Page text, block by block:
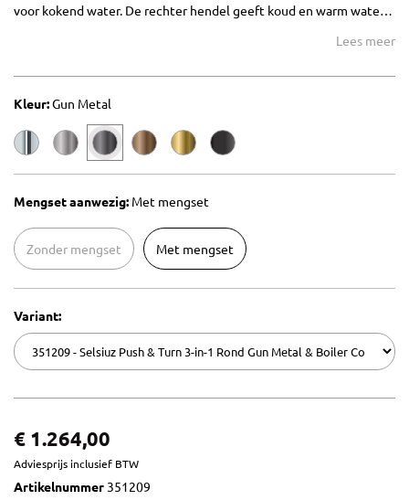
voor kokend water. De rechter hendel geeft koud en warm water.
Lees meer
Kleur:Gun Metal
Mengset aanwezig: Met mengset
Zonder mengset Met mengset
Variant:
€ 1.264,00
Adviesprijs inclusief BTW
Artikelnummer 351209